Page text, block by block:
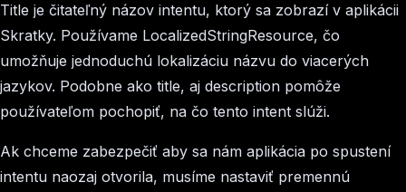
Title je čitateľný názov intentu, ktorý sa zobrazí v aplikácii
Skratky. Používame LocalizedStringResource, čo
umožňuje jednoduchú lokalizáciu názvu do viacerých
jazykov. Podobne ako title, aj description pomôže
používateľom pochopiť, na čo tento intent slúži.
Ak chceme zabezpečiť aby sa nám aplikácia po spustení
intentu naozaj otvorila, musíme nastaviť premennú